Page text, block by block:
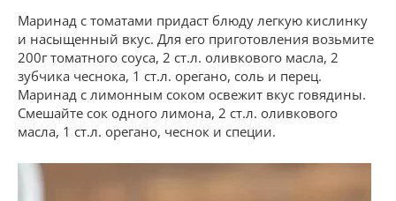
Маринад с томатами придаст блюду легкую кислинку
и насыщенный вкус. Для его приготовления возьмите
200г томатного соуса, 2 ст.л. оливкового масла, 2
зубчика чеснока, 1 ст.л. орегано, соль и перец.
Маринад с лимонным соком освежит вкус говядины.
Смешайте сок одного лимона, 2 ст.л. оливкового
масла, 1 ст.л. орегано, чеснок и специи.